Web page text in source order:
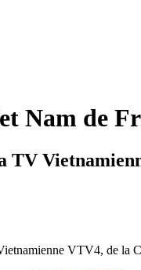
Nam de
TV
VTV4, de la